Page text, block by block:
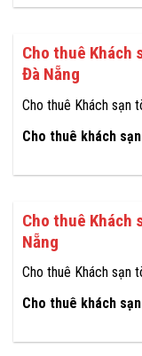
Cho thuê Khách
Đà Nẵng
Cho thuê Khách sạn
Cho thuê khách
Cho thuê Khách
Nẵng
Cho thuê Khách sạn
Cho thuê khách